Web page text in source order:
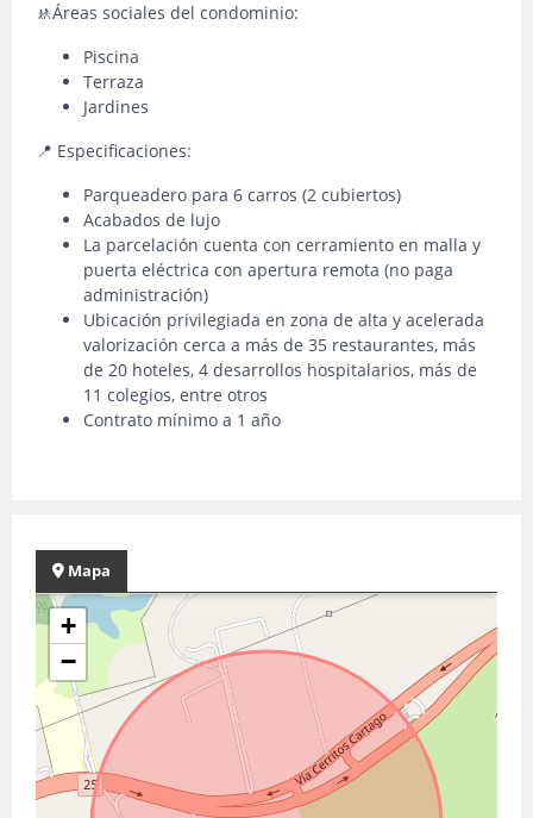
🚸Áreas sociales del condominio:
Piscina
Terraza
Jardines
📍 Especificaciones:
Parqueadero para 6 carros (2 cubiertos)
Acabados de lujo
La parcelación cuenta con cerramiento en malla y
puerta eléctrica con apertura remota (no paga
administración)
Ubicación privilegiada en zona de alta y acelerada
valorización cerca a más de 35 restaurantes, más
de 20 hoteles, 4 desarrollos hospitalarios, más de
11 colegios, entre otros
Contrato mínimo a 1 año
Mapa
+
−